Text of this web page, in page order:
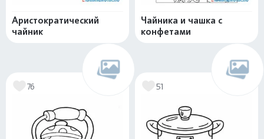
Аристократический
чайник
Чайника и чашка с
конфетами
76 51